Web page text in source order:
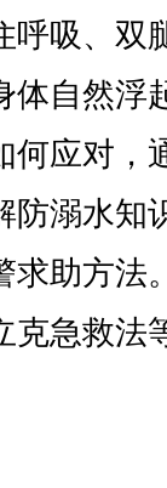
呼吸、双
体自然浮
应对，
防溺水知
求助方法
克急救法